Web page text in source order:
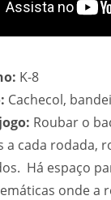
K-8
Cachecol,
Roubar o
a cada rodada,
Há espaço
onde a